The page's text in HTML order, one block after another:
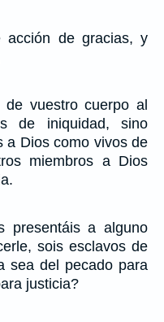
acción de gracias, y
de vuestro cuerpo al
de iniquidad, sino
a Dios como vivos de
miembros a Dios
presentáis a alguno
sois esclavos de
sea del pecado para
justicia?